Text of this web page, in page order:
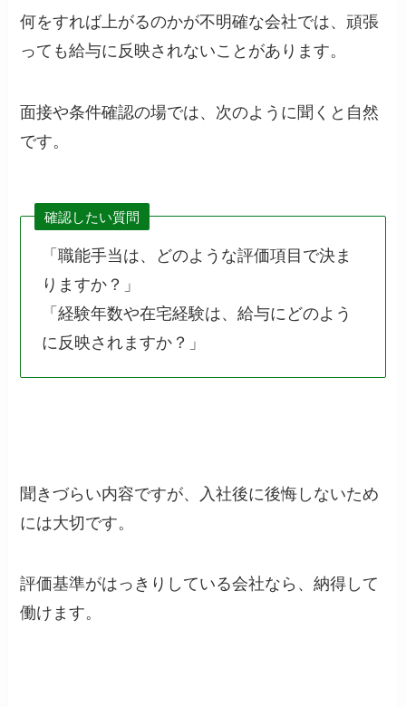
何をすれば上がるのかが不明確な会社では、頑張
っても給与に反映されないことがあります。
面接や条件確認の場では、次のように聞くと自然
です。
確認したい質問
「職能手当は、どのような評価項目で決ま
りますか？」
「経験年数や在宅経験は、給与にどのよう
に反映されますか？」
聞きづらい内容ですが、入社後に後悔しないため
には大切です。
評価基準がはっきりしている会社なら、納得して
働けます。